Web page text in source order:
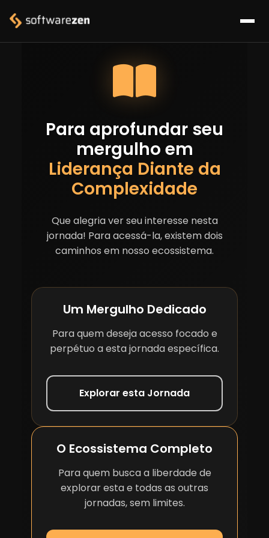
Para aprofundar seu
mergulho em
Liderança Diante da
Complexidade
Que alegria ver seu interesse nesta
jornada! Para acessá-la, existem dois
caminhos em nosso ecossistema.
Um Mergulho Dedicado
Para quem deseja acesso focado e
perpétuo a esta jornada específica.
Explorar esta Jornada
O Ecossistema Completo
Para quem busca a liberdade de
explorar esta e todas as outras
jornadas, sem limites.